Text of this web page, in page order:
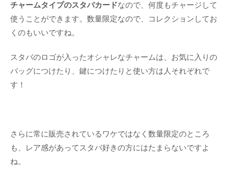
チャームタイプのスタバカードなので、何度もチャージして
使うことができます。数量限定なので、コレクションしてお
くのもいいですね。
スタバのロゴが入ったオシャレなチャームは、お気に入りの
バッグにつけたり、鍵につけたりと使い方は人それぞれで
す！
さらに常に販売されているワケではなく数量限定のところ
も、レア感があってスタバ好きの方にはたまらないですよ
ね。